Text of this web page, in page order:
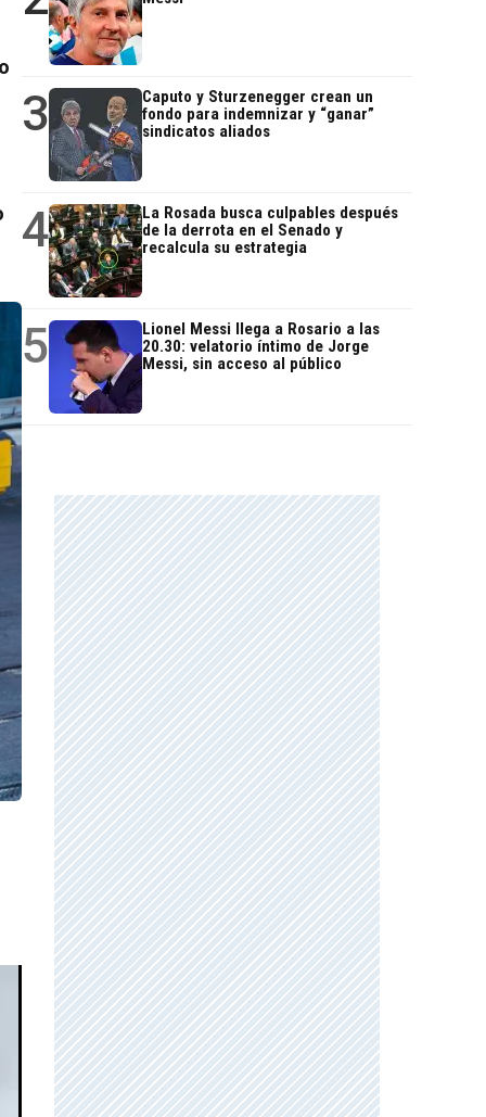
3
Caputo y Sturzenegger crean un
fondo para indemnizar y “ganar”
sindicatos aliados
4
La Rosada busca culpables después
de la derrota en el Senado y
recalcula su estrategia
5
Lionel Messi llega a Rosario a las
20.30: velatorio íntimo de Jorge
Messi, sin acceso al público